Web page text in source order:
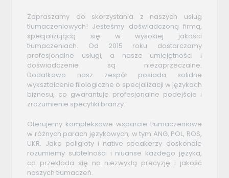
Zapraszamy do skorzystania z naszych usług
tłumaczeniowych! Jesteśmy doświadczoną firmą,
specjalizującą się w wysokiej jakości
tłumaczeniach. Od 2015 roku dostarczamy
profesjonalne usługi, a nasze umiejętności i
doświadczenie są niezaprzeczalne.
Dodatkowo nasz zespół posiada solidne
wykształcenie filologiczne o specjalizacji w językach
biznesu, co gwarantuje profesjonalne podejście i
zrozumienie specyfiki branży.
Oferujemy kompleksowe wsparcie tłumaczeniowe
w różnych parach językowych, w tym ANG, POL, ROS,
UKR. Jako poligloty i native speakerzy doskonale
rozumiemy subtelności i niuanse każdego języka,
co przekłada się na niezwykłą precyzję i jakość
naszych tłumaczeń.